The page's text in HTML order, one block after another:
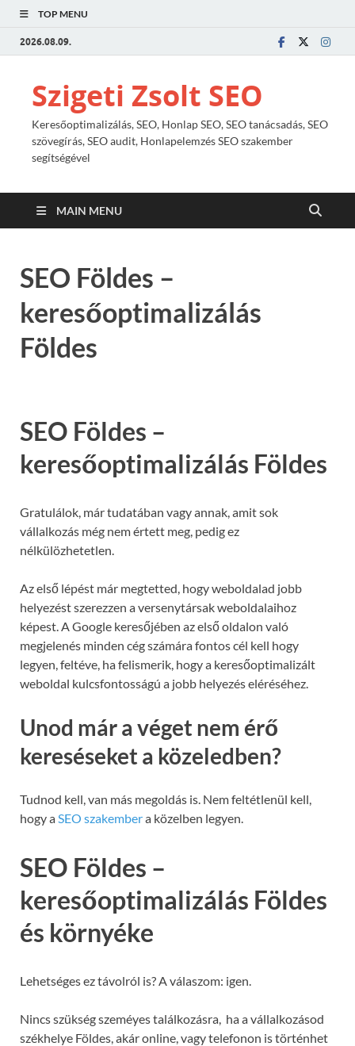
TOP MENU
2026.08.09.
Szigeti Zsolt SEO
Keresőoptimalizálás, SEO, Honlap SEO, SEO tanácsadás, SEO
szövegírás, SEO audit, Honlapelemzés SEO szakember
segítségével
MAIN MENU
SEO Földes –
keresőoptimalizálás
Földes
SEO Földes –
keresőoptimalizálás Földes
Gratulálok, már tudatában vagy annak, amit sok
vállalkozás még nem értett meg, pedig ez
nélkülözhetetlen.
Az első lépést már megtetted, hogy weboldalad jobb
helyezést szerezzen a versenytársak weboldalaihoz
képest. A Google keresőjében az első oldalon való
megjelenés minden cég számára fontos cél kell hogy
legyen, feltéve, ha felismerik, hogy a keresőoptimalizált
weboldal kulcsfontosságú a jobb helyezés eléréséhez.
Unod már a véget nem érő
kereséseket a közeledben?
Tudnod kell, van más megoldás is. Nem feltétlenül kell,
hogy aSEO szakembera közelben legyen.
SEO Földes –
keresőoptimalizálás Földes
és környéke
Lehetséges ez távolról is? A válaszom: igen.
Nincs szükség szeméyes találkozásra, ha a vállalkozásod
székhelye Földes, akár online, vagy telefonon is történhet